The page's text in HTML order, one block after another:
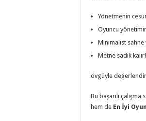
Yönetmenin cesur
Oyuncu
Minimalist sahne
Metne sadık
övgüyle
Bu başarılı çalışma
hem de En İyi